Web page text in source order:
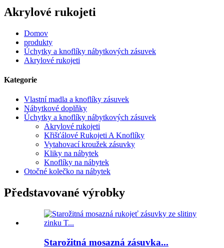
Akrylové rukojeti
Domov
produkty
Úchytky a knoflíky nábytkových zásuvek
Akrylové rukojeti
Kategorie
Vlastní madla a knoflíky zásuvek
Nábytkové doplňky
Úchytky a knoflíky nábytkových zásuvek
Akrylové rukojeti
Křišťálové Rukojeti A Knoflíky
Vytahovací kroužek zásuvky
Kliky na nábytek
Knoflíky na nábytek
Otočné kolečko na nábytek
Představované výrobky
Starožitná mosazná zásuvka...